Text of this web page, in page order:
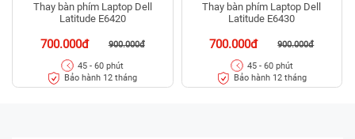
Thay bàn phím Laptop Dell
Latitude E6420
700.000đ 900.000đ
45 - 60 phút
Bảo hành 12 tháng
Thay bàn phím Laptop Dell
Latitude E6430
700.000đ 900.000đ
45 - 60 phút
Bảo hành 12 tháng